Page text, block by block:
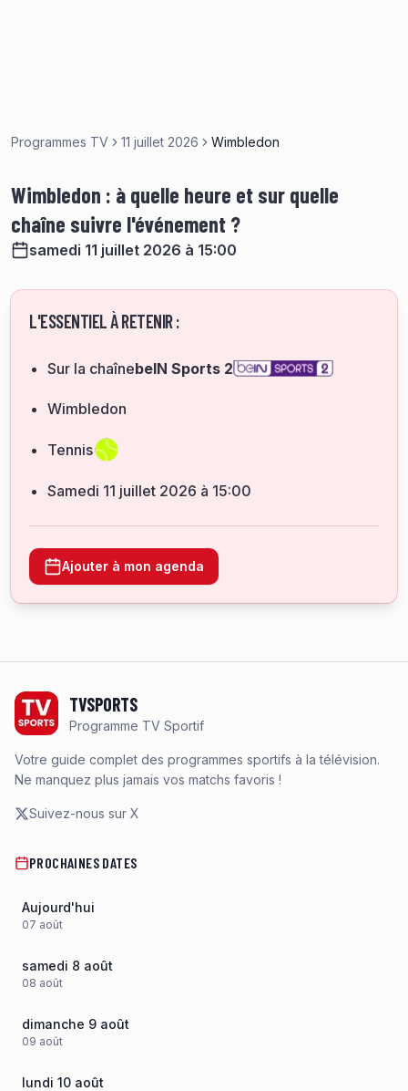
Programmes TV 11 juillet 2026 Wimbledon
Wimbledon : à quelle heure et sur quelle
chaîne suivre l'événement ?
samedi 11 juillet 2026 à 15:00
L'ESSENTIEL À RETENIR :
Sur la chaînebeIN Sports 2
Wimbledon
Tennis
samedi 11 juillet 2026 à 15:00
Ajouter à mon agenda
TVSPORTS
Programme TV Sportif
Votre guide complet des programmes sportifs à la télévision.
Ne manquez plus jamais vos matchs favoris !
Suivez-nous sur X
PROCHAINES DATES
Aujourd'hui
07 août
samedi 8 août
08 août
dimanche 9 août
09 août
lundi 10 août